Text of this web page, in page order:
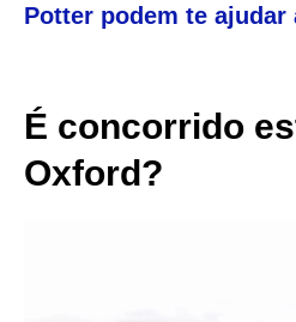
Potter podem te
É concorrido
Oxford?